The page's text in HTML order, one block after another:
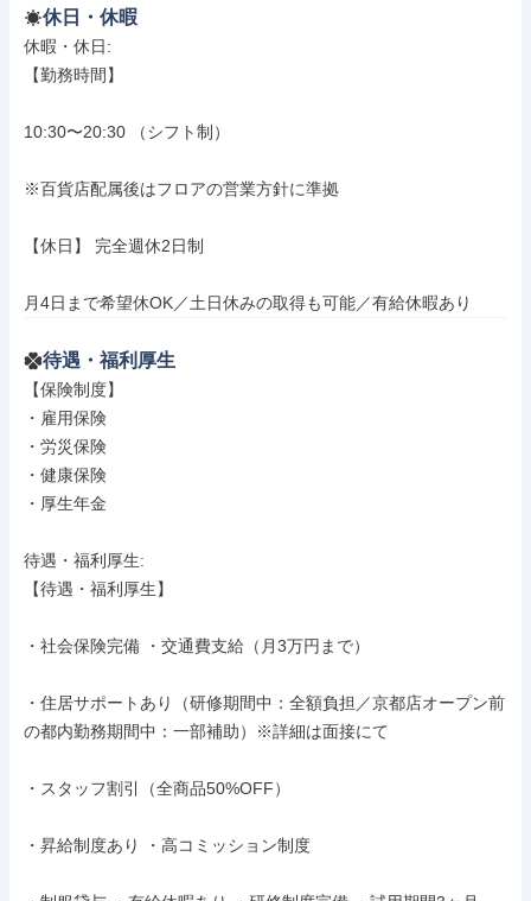
休日・休暇
休暇・休日:
【勤務時間】
10:30〜20:30 （シフト制）
※百貨店配属後はフロアの営業方針に準拠
【休日】 完全週休2日制
月4日まで希望休OK／土日休みの取得も可能／有給休暇あり
待遇・福利厚生
【保険制度】
・雇用保険
・労災保険
・健康保険
・厚生年金
待遇・福利厚生:
【待遇・福利厚生】
・社会保険完備 ・交通費支給（月3万円まで）
・住居サポートあり（研修期間中：全額負担／京都店オープン前
の都内勤務期間中：一部補助）※詳細は面接にて
・スタッフ割引（全商品50%OFF）
・昇給制度あり ・高コミッション制度